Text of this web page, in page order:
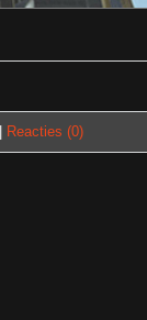
Reacties (0)